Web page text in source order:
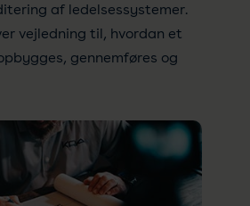
af ledelsessystemer.
vejledning til, hvordan et
gennemføres og